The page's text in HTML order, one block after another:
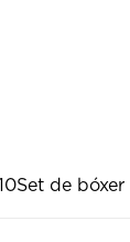
Set de bóxer